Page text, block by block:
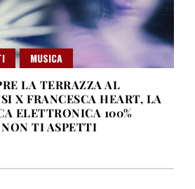
MUSICA
LA TERRAZZA AL
X FRANCESCA HEART, LA
ELETTRONICA 100%
TI ASPETTI